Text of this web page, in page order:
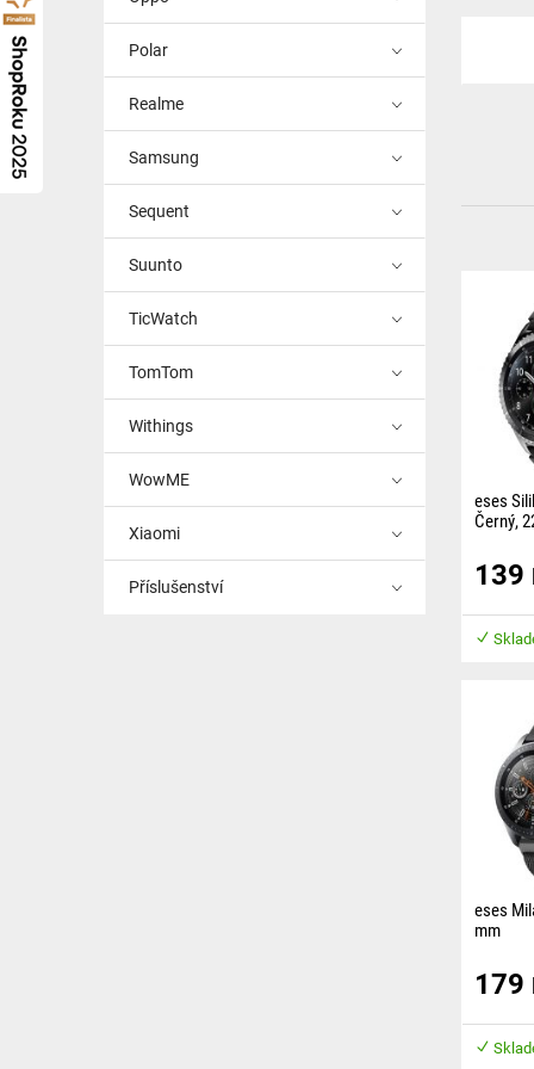
Polar
Realme
Samsung
Sequent
Suunto
TicWatch
TomTom
Withings
WowME
Xiaomi
Příslušenství
eses
Černý,
139
eses
mm
délka je
179